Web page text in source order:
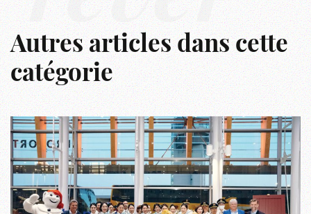
Autres articles dans cette
catégorie